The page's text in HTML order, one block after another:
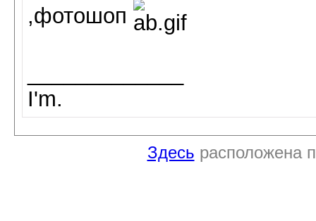
,фотошоп
I'm.
Здесь расположена